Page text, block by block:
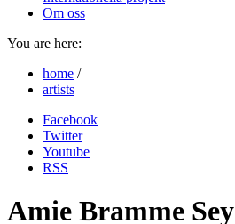
Om oss
You are here:
home /
artists
Facebook
Twitter
Youtube
RSS
Amie Bramme Sey